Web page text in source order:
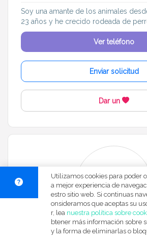
Soy una amante de los animales
23 años y he crecido rodeada de
Ver teléfono
Enviar solicitud
Dar un
Susanne
Utilizamos cookies para poder
a mejor experiencia de
estro sitio web. Si continuas
onsideramos que aceptas su
r, lea nuestra política sobre
btener más información sobre
y la forma de eliminarlas o